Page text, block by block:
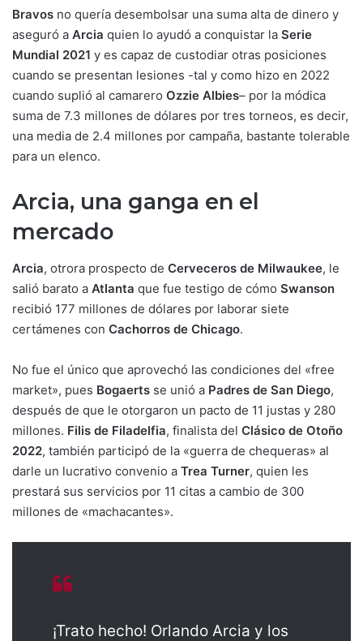
Bravos no quería desembolsar una suma alta de dinero y
aseguró a Arcia quien lo ayudó a conquistar la Serie
Mundial 2021 y es capaz de custodiar otras posiciones
cuando se presentan lesiones -tal y como hizo en 2022
cuando suplió al camarero Ozzie Albies– por la módica
suma de 7.3 millones de dólares por tres torneos, es decir,
una media de 2.4 millones por campaña, bastante tolerable
para un elenco.
Arcia, una ganga en el
mercado
Arcia, otrora prospecto de Cerveceros de Milwaukee, le
salió barato a Atlanta que fue testigo de cómo Swanson
recibió 177 millones de dólares por laborar siete
certámenes con Cachorros de Chicago.
No fue el único que aprovechó las condiciones del «free
market», pues Bogaerts se unió a Padres de San Diego,
después de que le otorgaron un pacto de 11 justas y 280
millones. Filis de Filadelfia, finalista del Clásico de Otoño
2022, también participó de la «guerra de chequeras» al
darle un lucrativo convenio a Trea Turner, quien les
prestará sus servicios por 11 citas a cambio de 300
millones de «machacantes».
¡Trato hecho! Orlando Arcia y los